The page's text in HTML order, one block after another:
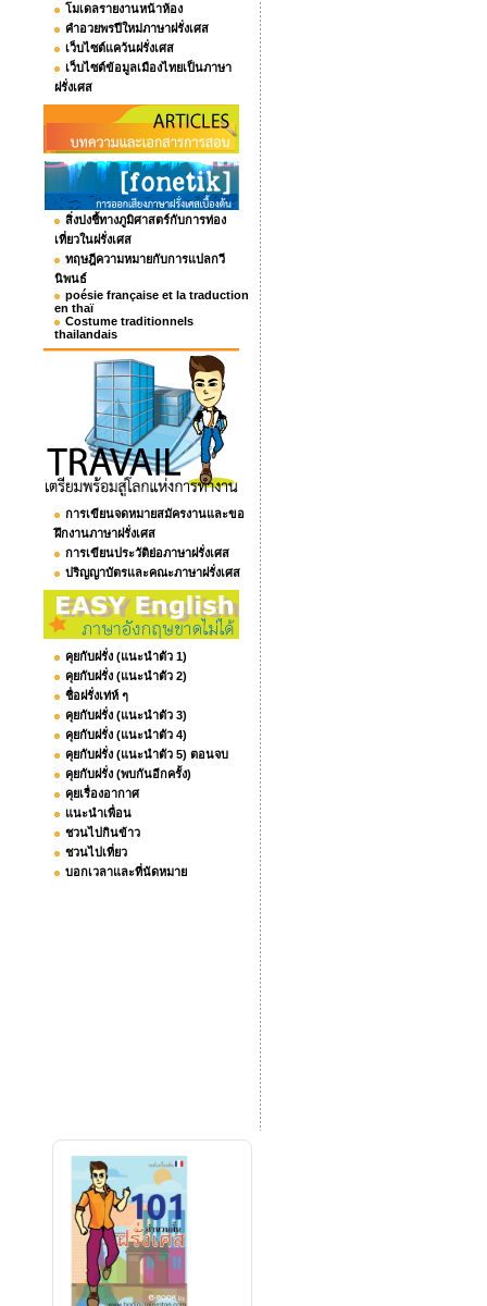
โมเดลรายงานหน้าห้อง
คำอวยพรปีใหม่ภาษาฝรั่งเศส
เว็บไซต์แคว้นฝรั่งเศส
เว็บไซต์ข้อมูลเมืองไทยเป็นภาษา
ฝรั่งเศส
สิ่งบ่งชี้ทางภูมิศาสตร์กับการท่อง
เที่ยวในฝรั่งเศส
ทฤษฎีความหมายกับการแปลกวี
นิพนธ์
poésie française et la traduction
en thaï
Costume traditionnels
thailandais
การเขียนจดหมายสมัครงานและขอ
ฝึกงานภาษาฝรั่งเศส
การเขียนประวัติย่อภาษาฝรั่งเศส
ปริญญาบัตรและคณะภาษาฝรั่งเศส
คุยกับฝรั่ง (แนะนำตัว 1)
คุยกับฝรั่ง (แนะนำตัว 2)
ชื่อฝรั่งเท่ห์ ๆ
คุยกับฝรั่ง (แนะนำตัว 3)
คุยกับฝรั่ง (แนะนำตัว 4)
คุยกับฝรั่ง (แนะนำตัว 5) ตอนจบ
คุยกับฝรั่ง (พบกันอีกครั้ง)
คุยเรื่องอากาศ
แนะนำเพื่อน
ชวนไปกินข้าว
ชวนไปเที่ยว
บอกเวลาและที่นัดหมาย